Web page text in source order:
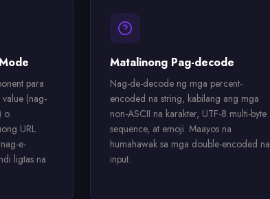
para
(nag-
o
URL
e-
ligtas na
Matalinong Pag-decode
Nag-de-decode ng mga percent-
encoded na string, kabilang ang mga
non-ASCII na karakter, UTF-8 multi-byte
sequence, at emoji. Maayos na
humahawak sa mga double-encoded na
input.